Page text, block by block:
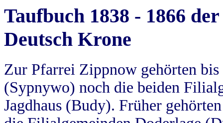
Taufbuch 1838 - 1866
Deutsch Krone
Zur Pfarrei Zippnow gehörten
(Sypnywo) noch die beiden
Jagdhaus (Budy). Früher